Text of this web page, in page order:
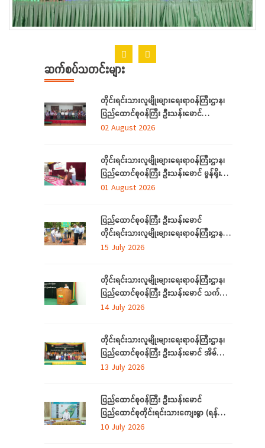
ဆက်စပ်သတင်းများ
တိုင်းရင်းသားလူမျိုးများရေးရာဝန်ကြီးဌာန၊
ပြည်ထောင်စုဝန်ကြီး ဦးသန်းမောင်
ရန်ကုန်တိုင်းဒေသကြီးအတွင်းရှိ
နှင့် တွေ့ဆုံ
02 August 2026
တိုင်းရင်းသားလူမျိုးများရေးရာဝန်ကြီးဌာန၊
ပြည်ထောင်စုဝန်ကြီး ဦးသန်းမောင် မွန်ရိုးရာ
ဝတ်စုံချုပ်လုပ်နည်းသင်တန်းဆင်းပွဲ
01 August 2026
ပြည်ထောင်စုဝန်ကြီး ဦးသန်းမောင်
တိုင်းရင်းသားလူမျိုးများရေးရာဝန်ကြီးဌာန မိုး
ရာသီသစ်ပင်စိုက်ပျိုးပွဲ အခမ်းအနားတက်
15 July 2026
တိုင်းရင်းသားလူမျိုးများရေးရာဝန်ကြီးဌာန၊
ပြည်ထောင်စုဝန်ကြီး ဦးသန်းမောင် သက်မွေး
ပညာသင်တန်းများ သင်တန်းဆင်းပွဲ
14 July 2026
တိုင်းရင်းသားလူမျိုးများရေးရာဝန်ကြီးဌာန၊
ပြည်ထောင်စုဝန်ကြီး ဦးသန်းမောင် အိမ်သုံး
ဆိုလာများ လွှဲပြောင်းထောက်ပံ့ပေးခြင်း
13 July 2026
ပြည်ထောင်စုဝန်ကြီး ဦးသန်းမောင်
ပြည်ထောင်စုတိုင်းရင်းသားကျေးရွာ (ရန်ကုန်)
အဆင့်မြှင့်တင်လုပ်ငန်းဆောင်ရွက်မှုများအား
10 July 2026